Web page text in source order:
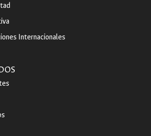
Internacionales